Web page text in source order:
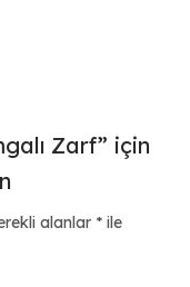
Zarf” için
alanlar * ile